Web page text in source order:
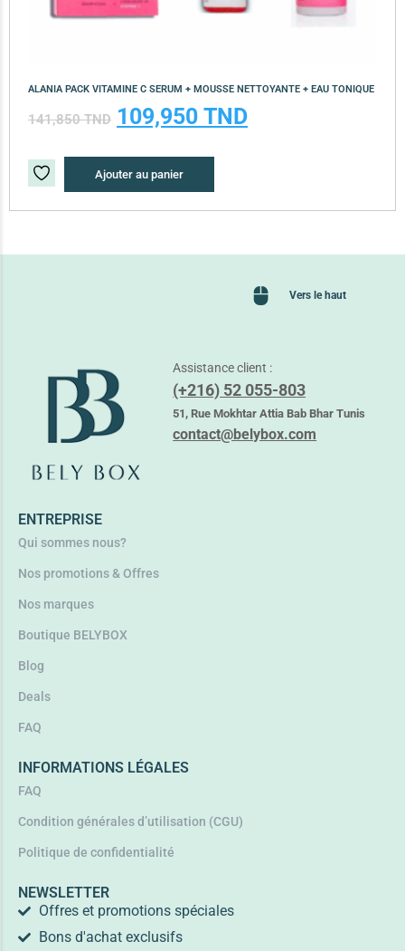
ALANIA PACK VITAMINE C SERUM + MOUSSE NETTOYANTE + EAU TONIQUE
141,850TND 109,950 TND
Ajouter au panier
Vers le haut
Assistance client :
(+216) 52 055-803
51, Rue Mokhtar Attia Bab Bhar Tunis
contact@belybox.com
ENTREPRISE
Qui sommes nous?
Nos promotions & Offres
Nos marques
Boutique BELYBOX
Blog
Deals
FAQ
INFORMATIONS LÉGALES
FAQ
Condition générales d’utilisation (CGU)
Politique de confidentialité
NEWSLETTER
Offres et promotions spéciales
Bons d'achat exclusifs